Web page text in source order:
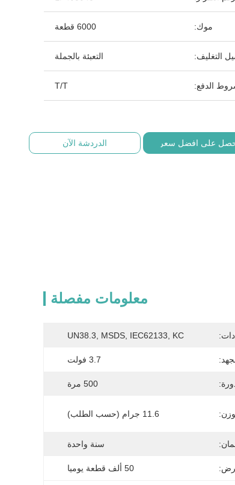
موك: 6000 قطعة
التغليف: التعبئة بالجملة
الدفع: T/T
على افضل سعر الدردشة الآن
معلومات مفصلة
UN38.3, MSDS, IEC62133, KC
3.7 فولت
500 مرة
11.6 جرام (حسب الطلب)
سنة واحدة
50 ألف قطعة يوميا